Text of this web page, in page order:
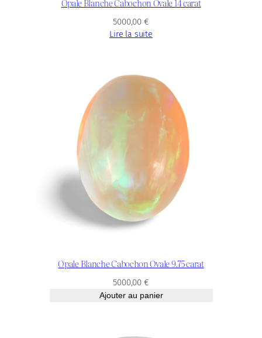
5000,00 €
Lire la suite
Opale Blanche Cabochon Ovale 9.75 carat
5000,00 €
Ajouter au panier